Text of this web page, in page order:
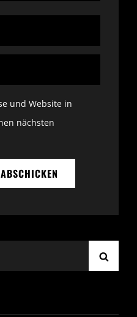
und Website in
nächsten